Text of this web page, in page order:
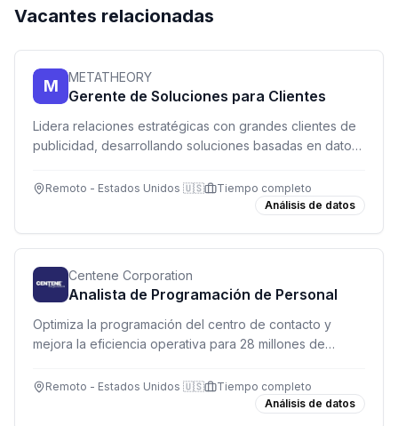
Vacantes relacionadas
M METATHEORY
Gerente de Soluciones para Clientes
Lidera relaciones estratégicas con grandes clientes de
publicidad, desarrollando soluciones basadas en datos
Remoto - Estados Unidos 🇺🇸
Tiempo completo
Análisis de datos
Centene Corporation
Analista de Programación de Personal
Optimiza la programación del centro de contacto y
mejora la eficiencia operativa para 28 millones de
Remoto - Estados Unidos 🇺🇸
Tiempo completo
Análisis de datos